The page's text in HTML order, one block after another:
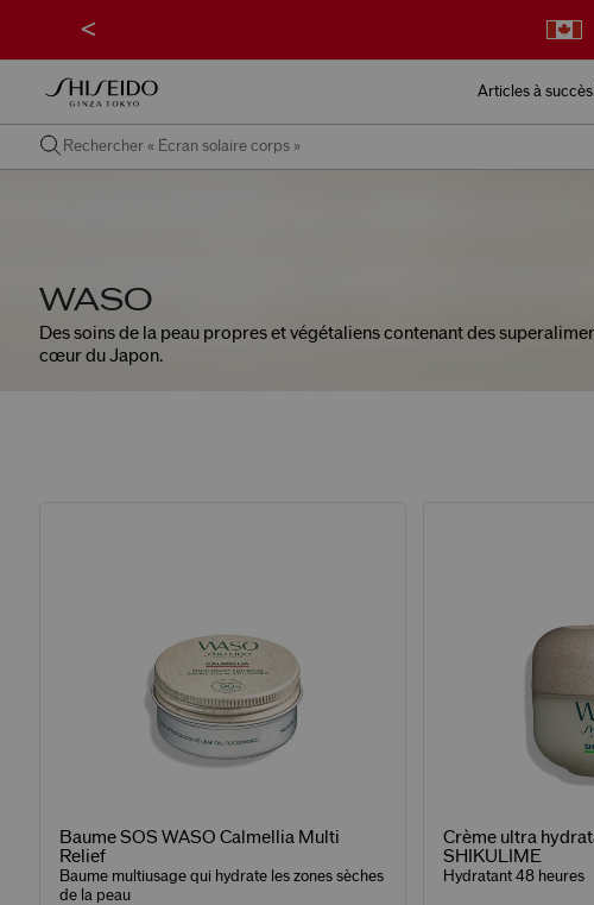
<
Articles à succès
WASO
Des soins de la peau propres et végétaliens contenant des
cœur​​​​​​​​​​​​​​ du Japon.​​​​​​​
Baume SOS WASO Calmellia Multi
Relief
Baume multiusage qui hydrate les zones sèches
de la peau
Crème ultra
SHIKULIME
Hydratant 48 heures